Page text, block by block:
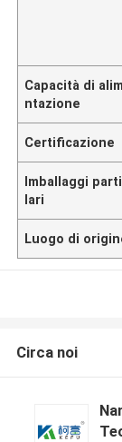
Capacità di
ntazione
Certificazione
Imballaggi
lari
Luogo di
Circa noi